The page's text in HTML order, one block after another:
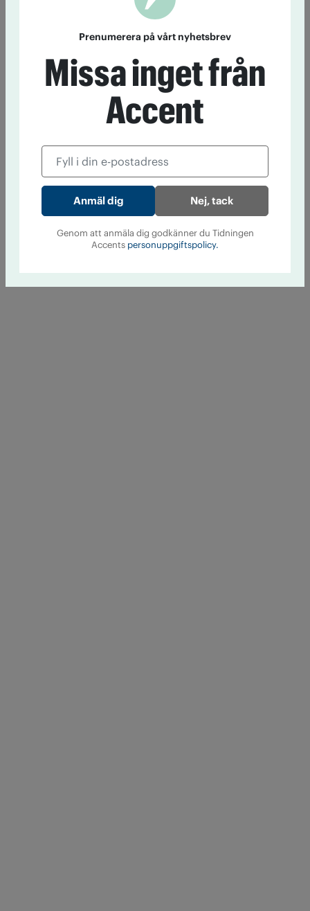
Prenumerera på vårt nyhetsbrev
Missa inget från
Accent
Nej, tack
Genom att anmäla dig godkänner du Tidningen
Accents personuppgiftspolicy.